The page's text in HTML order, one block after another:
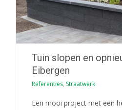
Tuin slopen en
Eibergen
Referenties, Straatwerk
Een mooi project met een